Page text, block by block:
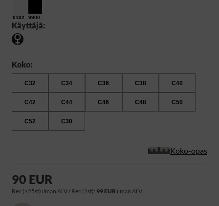
0102 9900
Käyttäjä:
Koko:
C32 C34 C36 C38 C40
C42 C44 C46 C48 C50
C52 C30
Koko-opas
90 EUR
Rec (>25st) ilman ALV / Rec (1st): 99 EUR ilman ALV